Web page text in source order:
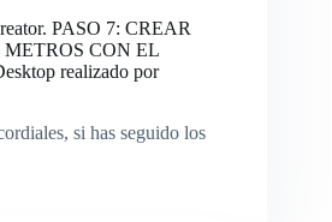
PASO 7: CREAR
CON EL
realizado por
si has seguido los